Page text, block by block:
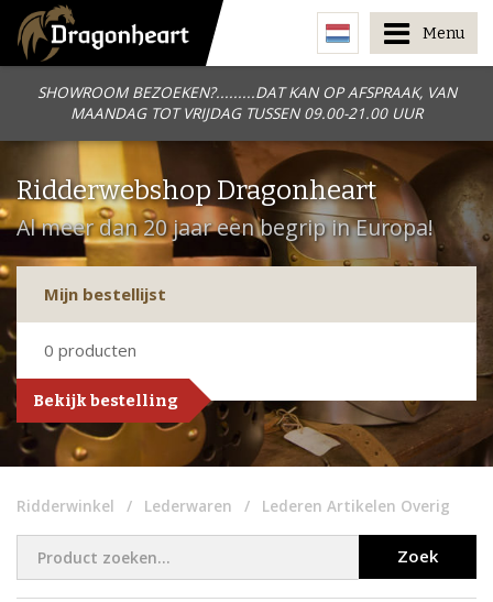
SHOWROOM BEZOEKEN?.........DAT KAN OP AFSPRAAK, VAN
MAANDAG TOT VRIJDAG TUSSEN 09.00-21.00 UUR
Menu
Ridderwebshop Dragonheart
Al meer dan 20 jaar een begrip in Europa!
Mijn bestellijst
0 producten
Bekijk bestelling
Ridderwinkel Lederwaren Lederen Artikelen Overig
Zoek